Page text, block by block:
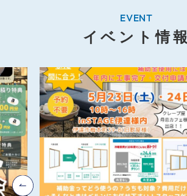
EVENT
イベント情報